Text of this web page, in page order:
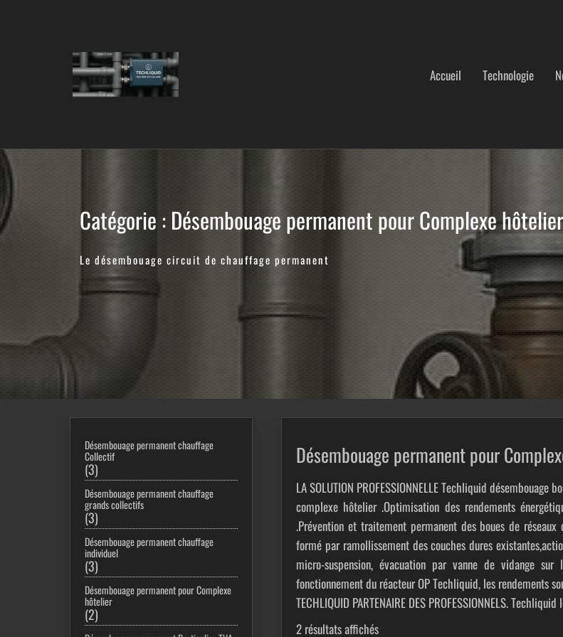
Accueil Technologie
Catégorie :Désembouage permanent pour Complexe hôtelier
Le désembouage circuit de chauffage permanent
Désembouage permanent pour
LA SOLUTION PROFESSIONNELLE Techliquid désembouage
complexe hôtelier .Optimisation des rendements
.Prévention et traitement permanent des boues de
formé par ramollissement des couches dures
micro-suspension, évacuation par vanne de vidange
fonctionnement du réacteur OP Techliquid, les rendements
TECHLIQUID PARTENAIRE DES PROFESSIONNELS.
2 résultats affichés
Désembouage permanent chauffage
Collectif
33
produits
Désembouage permanent chauffage
grands collectifs
33
produits
Désembouage permanent chauffage
individuel
33
produits
Désembouage permanent pour Complexe
hôtelier
22
produits